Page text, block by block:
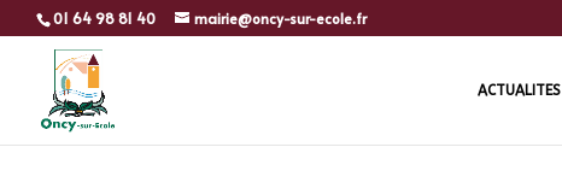
01 64 98 81 40 mairie@oncy-sur-ecole.fr
ACTUALITES